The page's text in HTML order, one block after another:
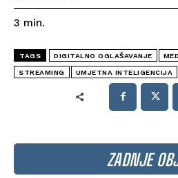
ZADNJE
3 min.
TAGS DIGITALNO OGLAŠAVANJE
STREAMING UMJETNA INTELIGENCIJA